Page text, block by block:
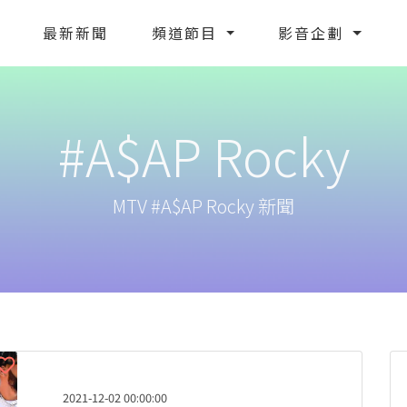
最新新聞 頻道節目 影音企劃
#A$AP Rocky
MTV #A$AP Rocky 新聞
2021-12-02 00:00:00